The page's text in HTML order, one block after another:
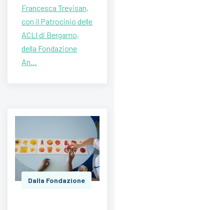
Francesca Trevisan,
con il Patrocinio delle
ACLI di Bergamo,
della Fondazione
An…
Dalla Fondazione